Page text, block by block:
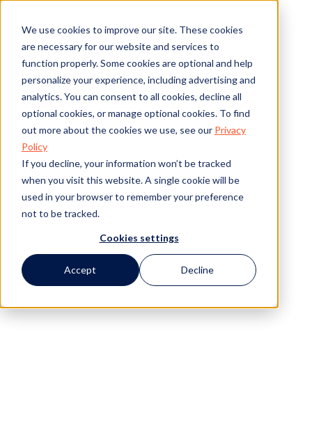
We use cookies to improve our site. These cookies
are necessary for our website and services to
function properly. Some cookies are optional and help
personalize your experience, including advertising and
analytics. You can consent to all cookies, decline all
optional cookies, or manage optional cookies. To find
out more about the cookies we use, see our Privacy
Policy
If you decline, your information won’t be tracked
when you visit this website. A single cookie will be
used in your browser to remember your preference
not to be tracked.
Cookies settings
Accept Decline